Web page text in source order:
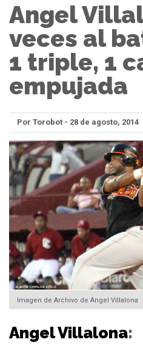
Angel
veces al
1 triple, 1
empujada
Por Torobot - 28 de agosto, 2014
Imagen de Archivo de Angel Villalona
Angel Villalona: